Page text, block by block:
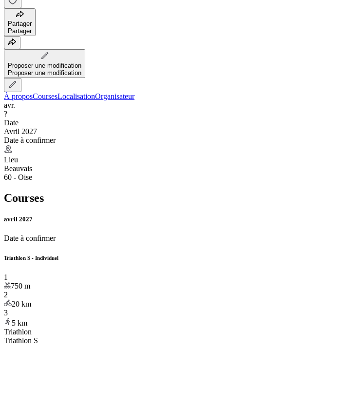
Partager
Partager
Proposer une modification
Proposer une modification
À proposCoursesLocalisationOrganisateur
avr.
?
Date
Avril 2027
Date à confirmer
Lieu
Beauvais
60 - Oise
Courses
avril 2027
Date à confirmer
Triathlon S - Individuel
1
750 m
2
20 km
3
5 km
Triathlon
Triathlon S